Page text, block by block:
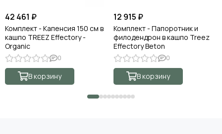
42 461 ₽
Комплект - Капенсия 150 см в
кашпо TREEZ Effectory -
Organic
0
В корзину
12 915 ₽
Комплект - Папоротник и
филодендрон в кашпо Treez
Effectory Beton
0
В корзину